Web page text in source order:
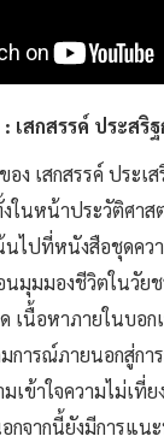
สกสรรค์ ประสริฐ
อง เสกสรรค์ ประ
นหน้าประวัติศาสต
ไปที่หนังสือชุดคว
มุมมองชีวิตในวัย
เนื้อหาภายในบอก
การณ์ภายนอกสู่กา
เข้าใจความไม่เที่
กจากนี้ยังมีการแน